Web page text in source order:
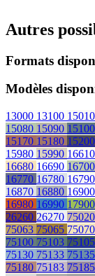
Autres
Formats
Modèles
13000 13100 15010
15080 15090 15100
15170 15180 15200
15980 15990 16610
16680 16690 16700
16770 16780 16790
16870 16880 16900
16980 16990 17900
26260 26270 75020
75063 75065 75070
75100 75103 75105
75130 75133 75135
75180 75183 75185